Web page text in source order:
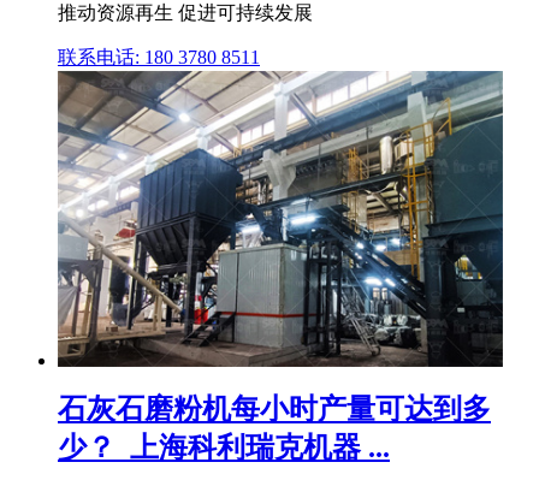
推动资源再生 促进可持续发展
联系电话: 180 3780 8511
石灰石磨粉机每小时产量可达到多
少？_上海科利瑞克机器 ...